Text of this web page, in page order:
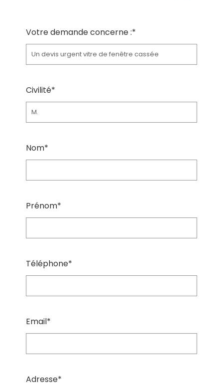
Votre demande concerne :*
Civilité*
Nom*
Prénom*
Téléphone*
Email*
Adresse*